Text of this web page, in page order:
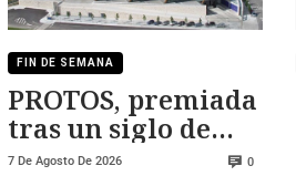
FIN DE SEMANA
PROTOS, premiada
tras un siglo de
existencia
7 De Agosto De 2026 0